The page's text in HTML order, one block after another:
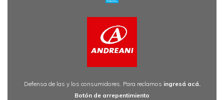
Defensa de las y los consumidores. Para reclamos ingresá acá.
Botón de arrepentimiento